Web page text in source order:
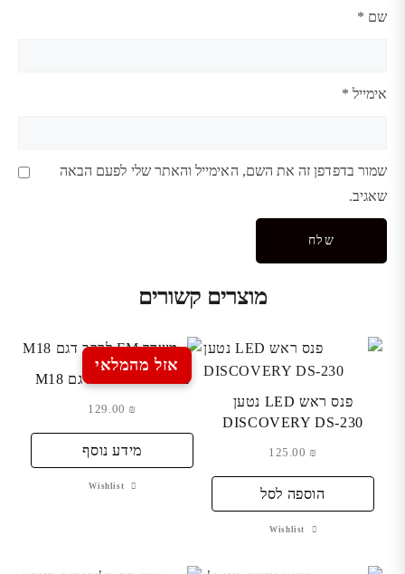
שם *
אימייל *
שמור בדפדפן זה את השם, האימייל והאתר שלי לפעם הבאה
שאגיב.
מוצרים קשורים
פנס ראש LED נטען
DISCOVERY DS-230
₪
הוספה לסל
Wishlist
אזל מהמלאי
משדר FM לרכב דגם M18
₪
מידע נוסף
Wishlist